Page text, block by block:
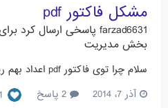
مشکل فاکتور pdf
farzad6631 پاسخی ارسال کرد
بخش مدیریت
سلام چرا توی فاکتور pdf اعداد بهم ریخته؟
آذر 7، 2014
1